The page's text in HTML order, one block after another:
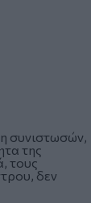
συνιστωσών,
της
τους
δεν